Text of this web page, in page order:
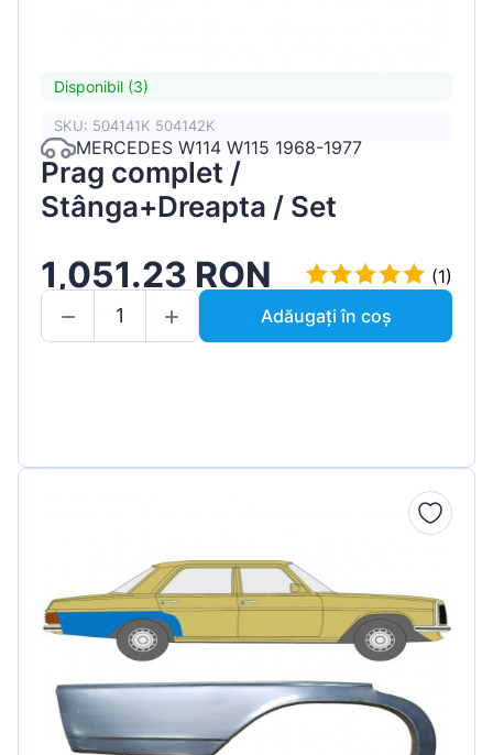
Disponibil (3)
SKU: 504141K 504142K
MERCEDES W114 W115 1968-1977
Prag complet /
Stânga+Dreapta / Set
1,051.23 RON
(1)
Adăugați în coș